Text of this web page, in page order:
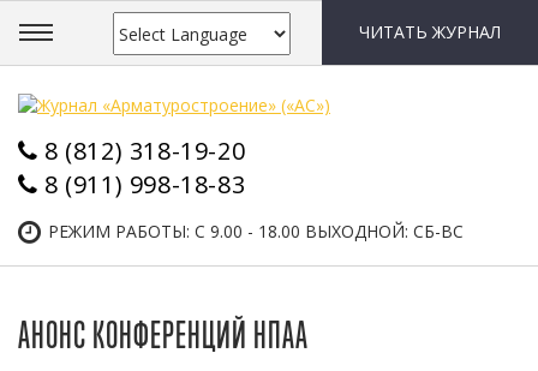
8 (812) 318-19-20
8 (911) 998-18-83
РЕЖИМ РАБОТЫ: С 9.00 - 18.00 ВЫХОДНОЙ: СБ-ВС
ЧИТАТЬ ЖУРНАЛ
АНОНС КОНФЕРЕНЦИЙ НПАА